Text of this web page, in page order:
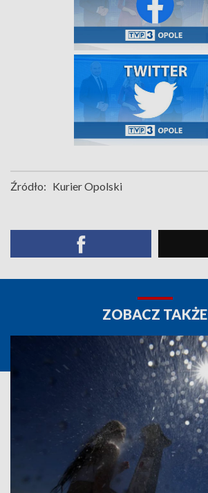
Źródło: Kurier Opolski
ZOBACZ TAKŻE